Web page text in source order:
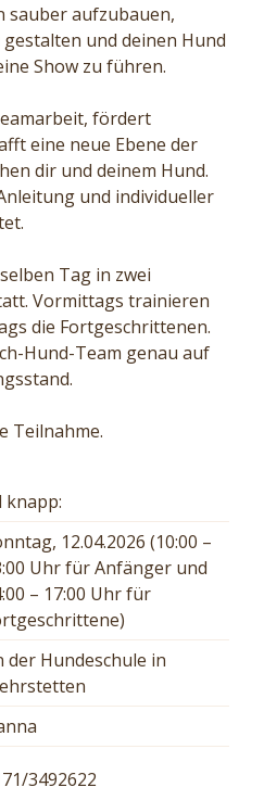
sauber aufzubauen,
und deinen Hund
Show zu führen.
fördert
eine neue Ebene der
dir und deinem Hund.
und individueller
Tag in zwei
Vormittags trainieren
die Fortgeschrittenen.
Hund-Team genau auf
Teilnahme.
knapp:
12.04.2026 (10:00 –
Uhr für Anfänger und
– 17:00 Uhr für
der Hundeschule in
3492622